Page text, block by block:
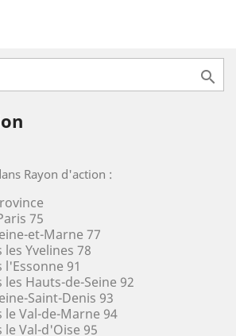

Rayon d'action :
75
et-Marne 77
Yvelines 78
91
Hauts-de-Seine 92
Saint-Denis 93
Val-de-Marne 94
Val-d'Oise 95